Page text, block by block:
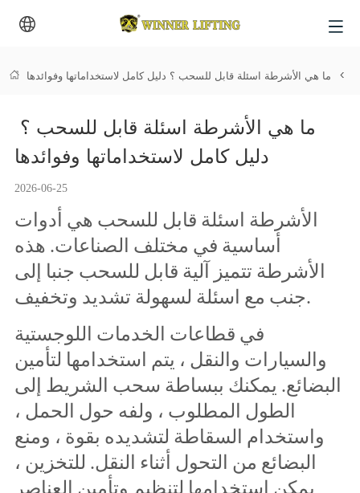
> ما هي الأشرطة اسئلة قابل للسحب ؟ دليل كامل لاستخداماتها وفوائدها
دليل كامل لاستخداماتها وفوائدها
2026-06-25